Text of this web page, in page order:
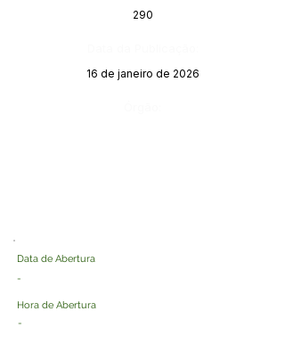
290
16 de janeiro de 2026
Data de Abertura
-
Hora de Abertura
-